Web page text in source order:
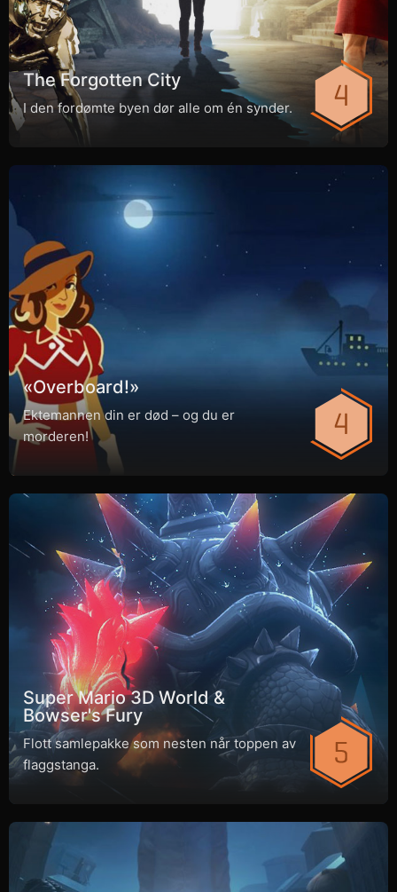
The Forgotten City
I den fordømte byen dør alle om én synder.
«Overboard!»
Ektemannen din er død – og du er
morderen!
Super Mario 3D World &
Bowser's Fury
Flott samlepakke som nesten når toppen av
flaggstanga.